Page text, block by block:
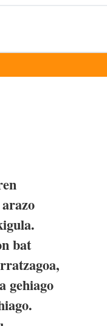
bat
gehiago